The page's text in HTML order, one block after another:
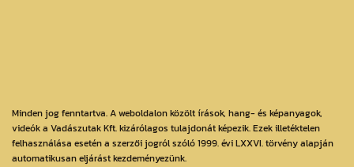
Minden jog fenntartva. A weboldalon közölt írások, hang- és képanyagok,
videók a Vadászutak Kft. kizárólagos tulajdonát képezik. Ezek illetéktelen
felhasználása esetén a szerzői jogról szóló 1999. évi LXXVI. törvény alapján
automatikusan eljárást kezdeményezünk.